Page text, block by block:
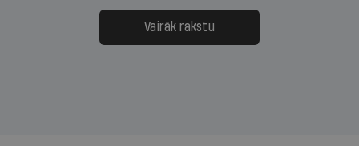
Vairāk rakstu